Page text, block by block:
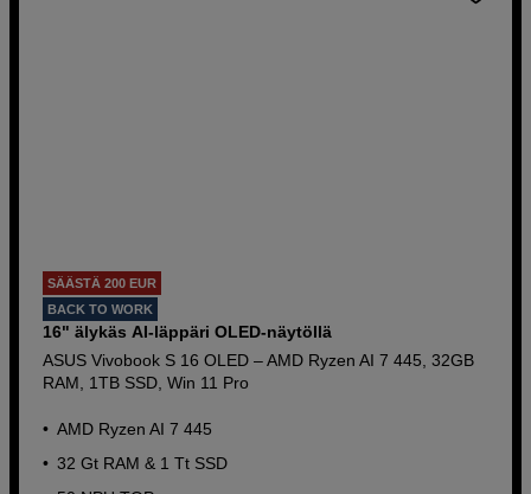
SÄÄSTÄ 200 EUR
BACK TO WORK
16" älykäs AI-läppäri OLED-näytöllä
ASUS Vivobook S 16 OLED – AMD Ryzen AI 7 445, 32GB
RAM, 1TB SSD, Win 11 Pro
AMD Ryzen AI 7 445
32 Gt RAM & 1 Tt SSD